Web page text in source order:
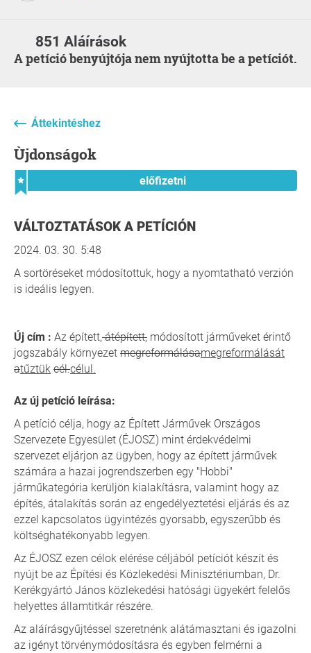
851 Aláírások
A petíció benyújtója nem nyújtotta be a petíciót.
Áttekintéshez
Ùjdonságok
előfizetni
VÁLTOZTATÁSOK A PETÍCIÓN
2024. 03. 30. 5:48
A sortöréseket módosítottuk, hogy a nyomtatható verzión
is ideális legyen.
Új cím : Az épített,átépített, módosított járműveket érintő
jogszabály környezet megreformálásamegreformálását
atűztük cél.célul.
Az új petíció leírása:
A petíció célja, hogy az Épített Járművek Országos
Szervezete Egyesület (ÉJOSZ) mint érdekvédelmi
szervezet eljárjon az ügyben, hogy az épített járművek
számára a hazai jogrendszerben egy "Hobbi"
járműkategória kerüljön kialakításra, valamint hogy az
építés, átalakítás során az engedélyeztetési eljárás és az
ezzel kapcsolatos ügyintézés gyorsabb, egyszerűbb és
költséghatékonyabb legyen.
Az ÉJOSZ ezen célok elérése céljából petíciót készít és
nyújt be az Építési és Közlekedési Minisztériumban, Dr.
Kerékgyártó János közlekedési hatósági ügyekért felelős
helyettes államtitkár részére.
Az aláírásgyűjtéssel szeretnénk alátámasztani és igazolni
az igényt törvénymódosításra és egyben felmérni a